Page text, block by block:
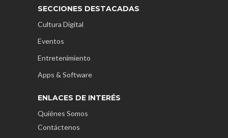
SECCIONES DESTACADAS
Cultura Digital
Eventos
Entretenimiento
Apps & Software
ENLACES DE INTERÉS
Quiénes Somos
Contáctenos